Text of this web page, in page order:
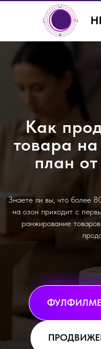
Как
товара
план
Знаете ли вы, что более
на озон приходит с
ранжирование